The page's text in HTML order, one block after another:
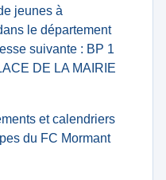
jeunes à
le département
suivante : BP 1
DE LA MAIRIE
et calendriers
du FC Mormant